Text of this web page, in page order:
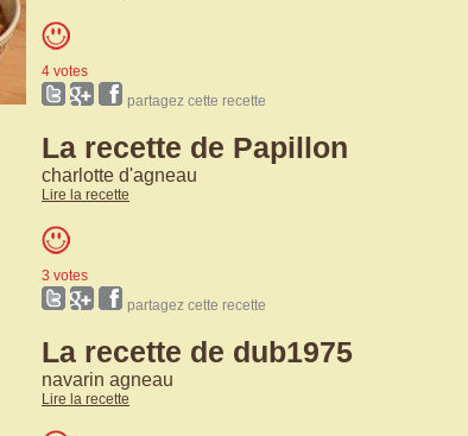
4 votes
partagez cette recette
La recette de Papillon
charlotte d'agneau
Lire la recette
3 votes
partagez cette recette
La recette de dub1975
navarin agneau
Lire la recette